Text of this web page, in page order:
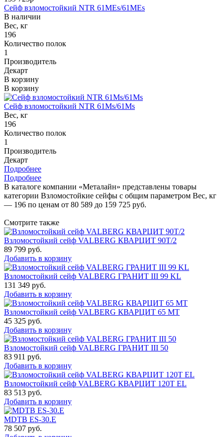
Сейф взломостойкий NTR 61MEs/61MEs
В наличии
Вес, кг
196
Количество полок
1
Производитель
Декарт
В корзину
В корзину
Сейф взломостойкий NTR 61Ms/61Ms
Вес, кг
196
Количество полок
1
Производитель
Декарт
Подробнее
Подробнее
В каталоге компании «Металайн» представлены товары
категории Взломостойкие сейфы с общим параметром Вес, кг
— 196 по ценам от 80 589 до 159 725 руб.
Смотрите также
Взломостойкий сейф VALBERG КВАРЦИТ 90Т/2
89 799 руб.
Добавить в корзину
Взломостойкий сейф VALBERG ГРАНИТ III 99 KL
131 349 руб.
Добавить в корзину
Взломостойкий сейф VALBERG КВАРЦИТ 65 МТ
45 325 руб.
Добавить в корзину
Взломостойкий сейф VALBERG ГРАНИТ III 50
83 911 руб.
Добавить в корзину
Взломостойкий сейф VALBERG КВАРЦИТ 120Т EL
83 513 руб.
Добавить в корзину
MDTB ES-30.Е
78 507 руб.